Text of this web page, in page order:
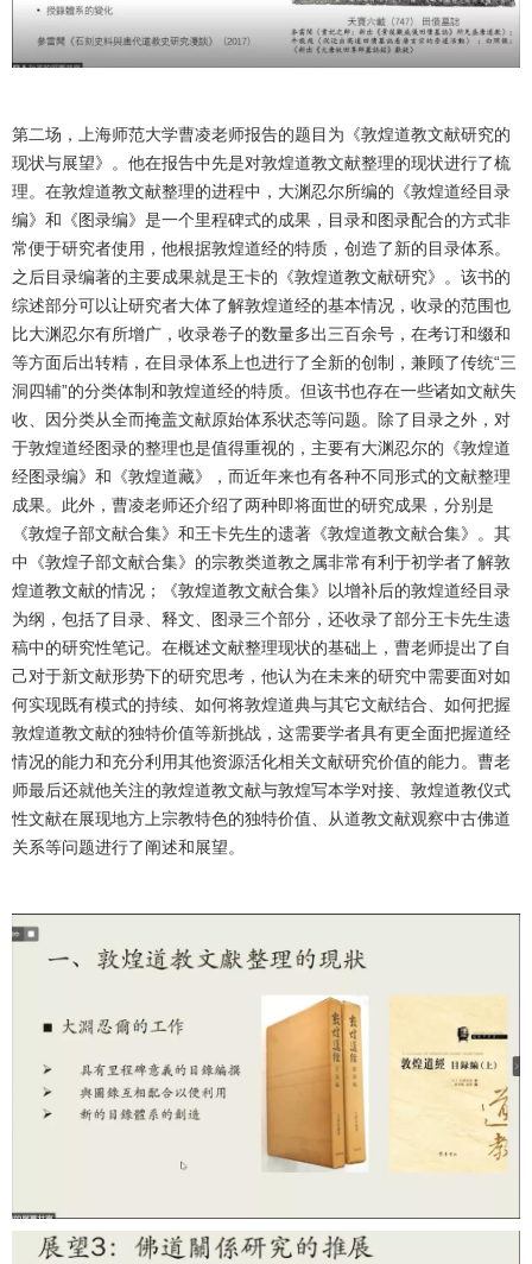
第二场，上海师范大学曹凌老师报告的题目为《敦煌道教文献研究的
现状与展望》。他在报告中先是对敦煌道教文献整理的现状进行了梳
理。在敦煌道教文献整理的进程中，大渊忍尔所编的《敦煌道经目录
编》和《图录编》是一个里程碑式的成果，目录和图录配合的方式非
常便于研究者使用，他根据敦煌道经的特质，创造了新的目录体系。
之后目录编著的主要成果就是王卡的《敦煌道教文献研究》。该书的
综述部分可以让研究者大体了解敦煌道经的基本情况，收录的范围也
比大渊忍尔有所增广，收录卷子的数量多出三百余号，在考订和缀和
等方面后出转精，在目录体系上也进行了全新的创制，兼顾了传统“三
洞四辅”的分类体制和敦煌道经的特质。但该书也存在一些诸如文献失
收、因分类从全而掩盖文献原始体系状态等问题。除了目录之外，对
于敦煌道经图录的整理也是值得重视的，主要有大渊忍尔的《敦煌道
经图录编》和《敦煌道藏》，而近年来也有各种不同形式的文献整理
成果。此外，曹凌老师还介绍了两种即将面世的研究成果，分别是
《敦煌子部文献合集》和王卡先生的遗著《敦煌道教文献合集》。其
中《敦煌子部文献合集》的宗教类道教之属非常有利于初学者了解敦
煌道教文献的情况；《敦煌道教文献合集》以增补后的敦煌道经目录
为纲，包括了目录、释文、图录三个部分，还收录了部分王卡先生遗
稿中的研究性笔记。在概述文献整理现状的基础上，曹老师提出了自
己对于新文献形势下的研究思考，他认为在未来的研究中需要面对如
何实现既有模式的持续、如何将敦煌道典与其它文献结合、如何把握
敦煌道教文献的独特价值等新挑战，这需要学者具有更全面把握道经
情况的能力和充分利用其他资源活化相关文献研究价值的能力。曹老
师最后还就他关注的敦煌道教文献与敦煌写本学对接、敦煌道教仪式
性文献在展现地方上宗教特色的独特价值、从道教文献观察中古佛道
关系等问题进行了阐述和展望。